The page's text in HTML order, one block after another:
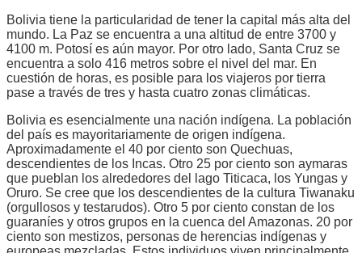
Bolivia tiene la particularidad de tener la capital más alta del
mundo. La Paz se encuentra a una altitud de entre 3700 y
4100 m. Potosí es aún mayor. Por otro lado, Santa Cruz se
encuentra a solo 416 metros sobre el nivel del mar. En
cuestión de horas, es posible para los viajeros por tierra
pase a través de tres y hasta cuatro zonas climáticas.
Bolivia es esencialmente una nación indígena. La población
del país es mayoritariamente de origen indígena.
Aproximadamente el 40 por ciento son Quechuas,
descendientes de los Incas. Otro 25 por ciento son aymaras
que pueblan los alrededores del lago Titicaca, los Yungas y
Oruro. Se cree que los descendientes de la cultura Tiwanaku
(orgullosos y testarudos). Otro 5 por ciento constan de los
guaraníes y otros grupos en la cuenca del Amazonas. 20 por
ciento son mestizos, personas de herencias indígenas y